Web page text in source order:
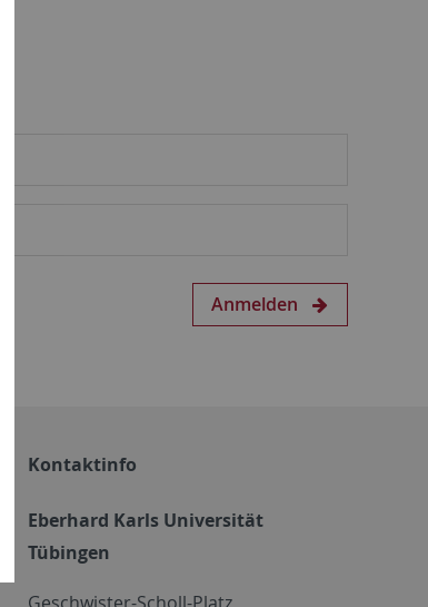
Anmelden
Kontaktinfo
Eberhard Karls Universität
Tübingen